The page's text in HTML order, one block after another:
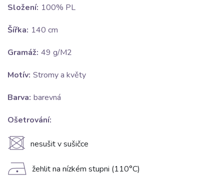
Složení: 100% PL
Šířka: 140 cm
Gramáž: 49 g/M2
Motív: Stromy a květy
Barva: barevná
Ošetrování:
U nesušit v sušičce
D žehlit na nízkém stupni (110°C)